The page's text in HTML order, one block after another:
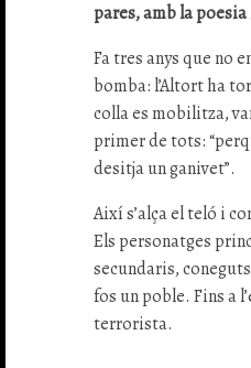
pares, amb la
Fa tres anys que no
bomba: l’Altort ha
colla es mobilitza,
primer de tots:
desitja un ganivet”.
Així s’alça el teló i
Els personatges
secundaris,
fos un poble. Fins a
terrorista.